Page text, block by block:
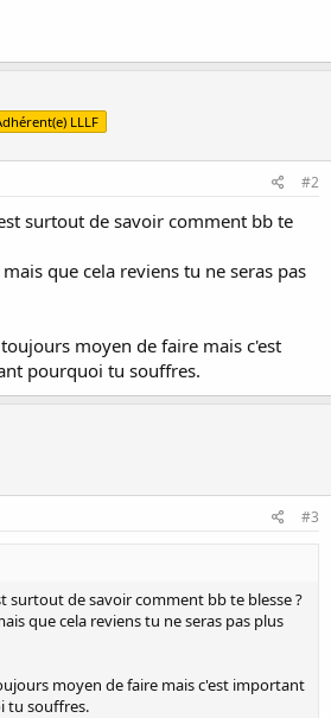
LLLF
#2
surtout de savoir comment bb te
que cela reviens tu ne seras pas
moyen de faire mais c'est
pourquoi tu souffres.
#3
surtout de savoir comment bb te blesse ?
que cela reviens tu ne seras pas plus
moyen de faire mais c'est important
tu souffres.